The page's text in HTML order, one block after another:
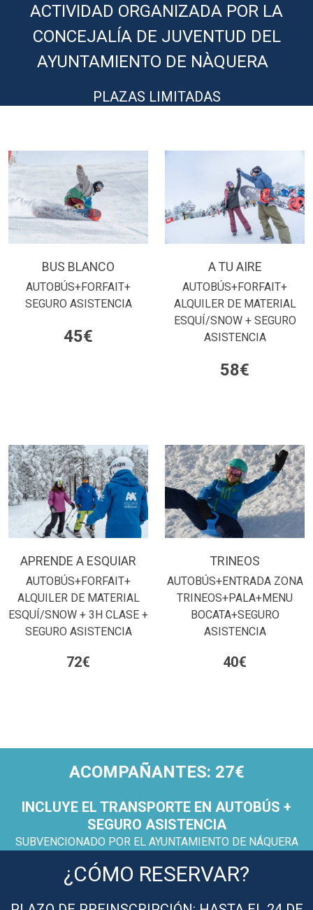
ACTIVIDAD ORGANIZADA POR LA
CONCEJALÍA DE JUVENTUD DEL
AYUNTAMIENTO DE NÀQUERA
PLAZAS LIMITADAS
BUS BLANCO
AUTOBÚS+FORFAIT+
SEGURO ASISTENCIA
45€
A TU AIRE
AUTOBÚS+FORFAIT+
ALQUILER DE MATERIAL
ESQUÍ/SNOW + SEGURO
ASISTENCIA
58€
APRENDE A ESQUIAR
AUTOBÚS+FORFAIT+
ALQUILER DE MATERIAL
ESQUÍ/SNOW + 3H CLASE +
SEGURO ASISTENCIA
72€
TRINEOS
AUTOBÚS+ENTRADA ZONA
TRINEOS+PALA+MENU
BOCATA+SEGURO
ASISTENCIA
40€
ACOMPAÑANTES: 27€
INCLUYE EL TRANSPORTE EN AUTOBÚS +
SEGURO ASISTENCIA
SUBVENCIONADO POR EL AYUNTAMIENTO DE NÁQUERA
¿CÓMO RESERVAR?